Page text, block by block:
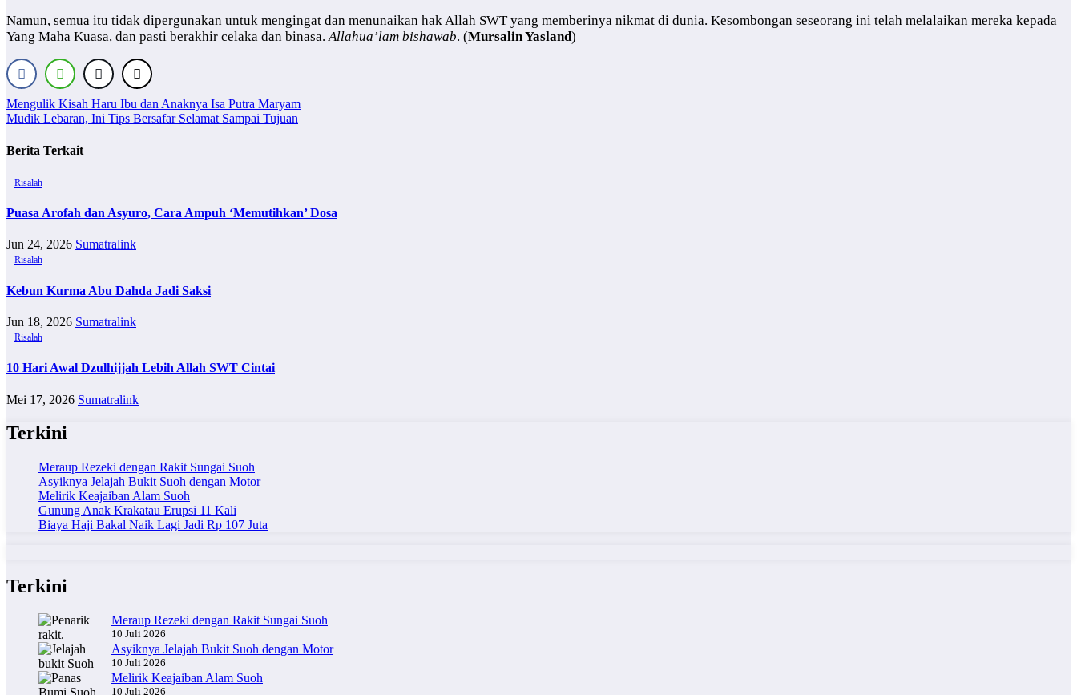
Namun, semua itu tidak dipergunakan untuk mengingat dan menunaikan hak Allah SWT yang memberinya nikmat di dunia. Kesombongan seseorang ini telah melalaikan mereka kepada
Yang Maha Kuasa, dan pasti berakhir celaka dan binasa.Allahua’lam bishawab. (Mursalin Yasland)
Navigasi
pos
Mengulik Kisah Haru Ibu dan Anaknya Isa Putra Maryam
Mudik Lebaran, Ini Tips Bersafar Selamat Sampai Tujuan
Berita Terkait
Risalah
Puasa Arofah dan Asyuro, Cara Ampuh ‘Memutihkan’ Dosa
Jun 24, 2026 Sumatralink
Risalah
Kebun Kurma Abu Dahda Jadi Saksi
Jun 18, 2026 Sumatralink
Risalah
10 Hari Awal Dzulhijjah Lebih Allah SWT Cintai
Mei 17, 2026 Sumatralink
Terkini
Meraup Rezeki dengan Rakit Sungai Suoh
Asyiknya Jelajah Bukit Suoh dengan Motor
Melirik Keajaiban Alam Suoh
Gunung Anak Krakatau Erupsi 11 Kali
Biaya Haji Bakal Naik Lagi Jadi Rp 107 Juta
Terkini
Meraup Rezeki dengan Rakit Sungai Suoh
10 Juli 2026
Asyiknya Jelajah Bukit Suoh dengan Motor
10 Juli 2026
Melirik Keajaiban Alam Suoh
10 Juli 2026